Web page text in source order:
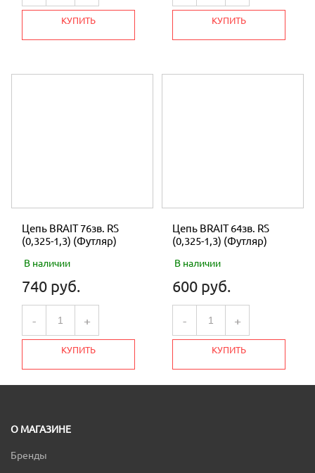
КУПИТЬ КУПИТЬ
Цепь BRAIT 76зв. RS
(0,325-1,3) (Футляр)
В наличии
740 руб.
- +
КУПИТЬ
Цепь BRAIT 64зв. RS
(0,325-1,3) (Футляр)
В наличии
600 руб.
- +
КУПИТЬ
О МАГАЗИНЕ
Бренды